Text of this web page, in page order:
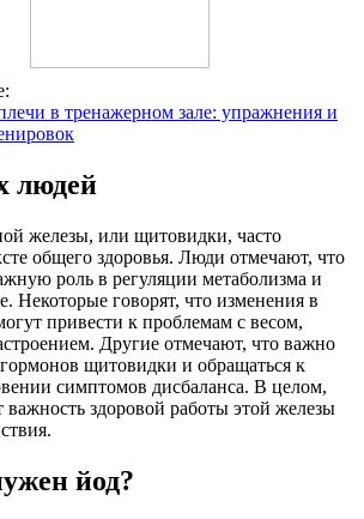
в тренажерном зале: упражнения и
людей
железы, или щитовидки, часто
общего здоровья. Люди отмечают, что
роль в регуляции метаболизма и
Некоторые говорят, что изменения в
привести к проблемам с весом,
Другие отмечают, что важно
щитовидки и обращаться к
симптомов дисбаланса. В целом,
здоровой работы этой железы
йод?